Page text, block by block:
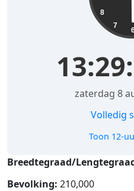
7
8
zaterdag 8
Volledig
Toon 12-
Breedtegraad/
Bevolking: 210,000